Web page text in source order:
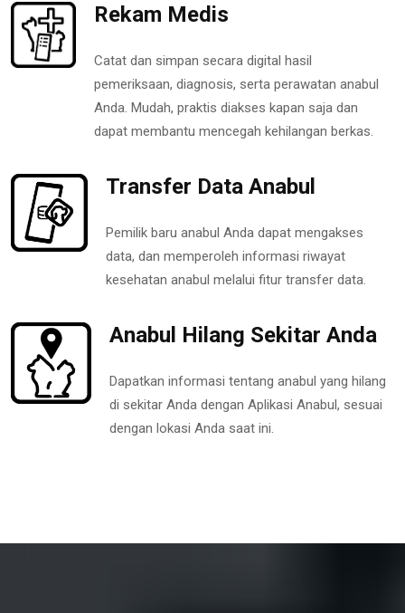
Rekam Medis
Catat dan simpan secara digital hasil
pemeriksaan, diagnosis, serta perawatan anabul
Anda. Mudah, praktis diakses kapan saja dan
dapat membantu mencegah kehilangan berkas.
Transfer Data Anabul
Pemilik baru anabul Anda dapat mengakses
data, dan memperoleh informasi riwayat
kesehatan anabul melalui fitur transfer data.
Anabul Hilang Sekitar Anda
Dapatkan informasi tentang anabul yang hilang
di sekitar Anda dengan Aplikasi Anabul, sesuai
dengan lokasi Anda saat ini.